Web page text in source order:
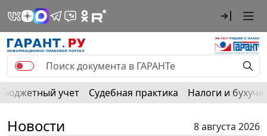
Бюджетный учет Судебная практика Налоги и
Новости
8 августа 2026